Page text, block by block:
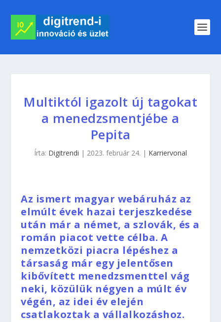
Multiktól igazolt új tagokat
a menedzsmentjébe a
Pepita
Írta: Digitrendi | 2023. február 24. | Karriervonal
Az ismert magyar webáruház az
elmúlt évek hazai terjeszkedése
után már a német, a szlovák, és a
román piacot vette célba. A
nemzetközi piacra lépéshez a
társaság már egy jelentősen
kibővített menedzsmenttel vág
neki, közülük négyen a múlt év
végén, az idei év elején
csatlakoztak a vállalkozáshoz.